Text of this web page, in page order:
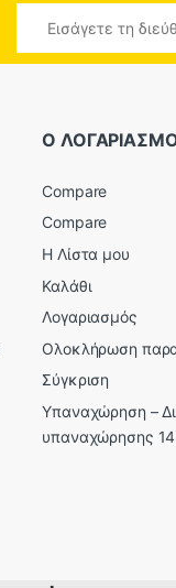
Ο
Compare
Compare
Η Λίστα μου
Καλάθι
Λογαριασμός
Ολοκλήρωση
Σύγκριση
Υπαναχώρηση –
υπαναχώρησης